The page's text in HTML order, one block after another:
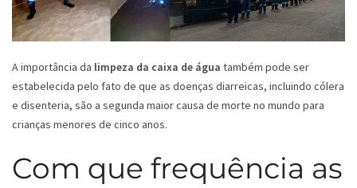
A importância da limpeza da caixa de água também pode ser
estabelecida pelo fato de que as doenças diarreicas, incluindo cólera
e disenteria, são a segunda maior causa de morte no mundo para
crianças menores de cinco anos.
Com que frequência as